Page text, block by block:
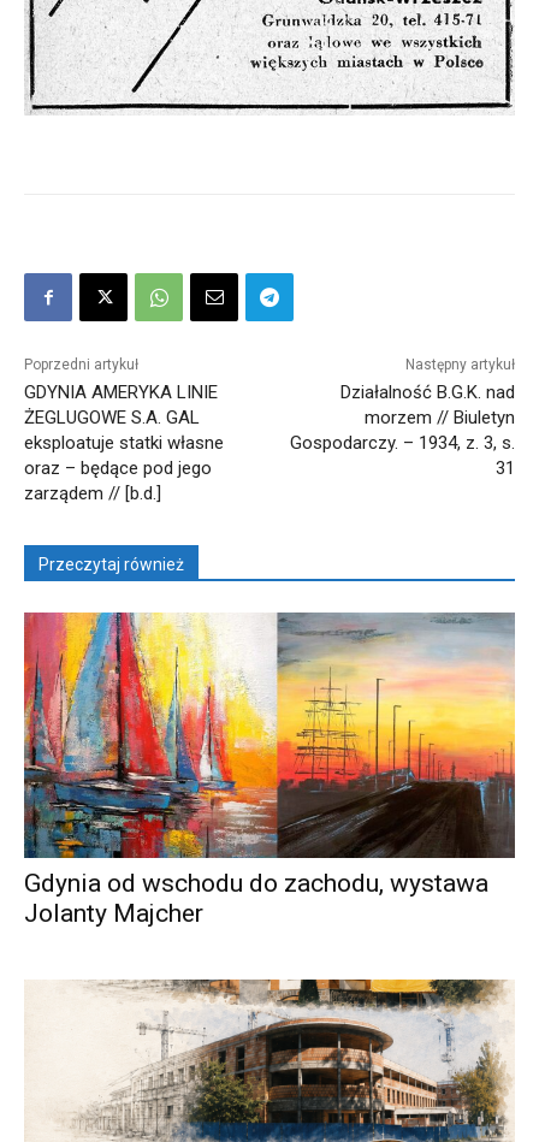
Poprzedni artykuł
GDYNIA AMERYKA LINIE
ŻEGLUGOWE S.A. GAL
eksploatuje statki własne
oraz – będące pod jego
zarządem // [b.d.]
Następny artykuł
Działalność B.G.K. nad
morzem // Biuletyn
Gospodarczy. – 1934, z. 3, s.
31
Przeczytaj również
Gdynia od wschodu do zachodu, wystawa
Jolanty Majcher